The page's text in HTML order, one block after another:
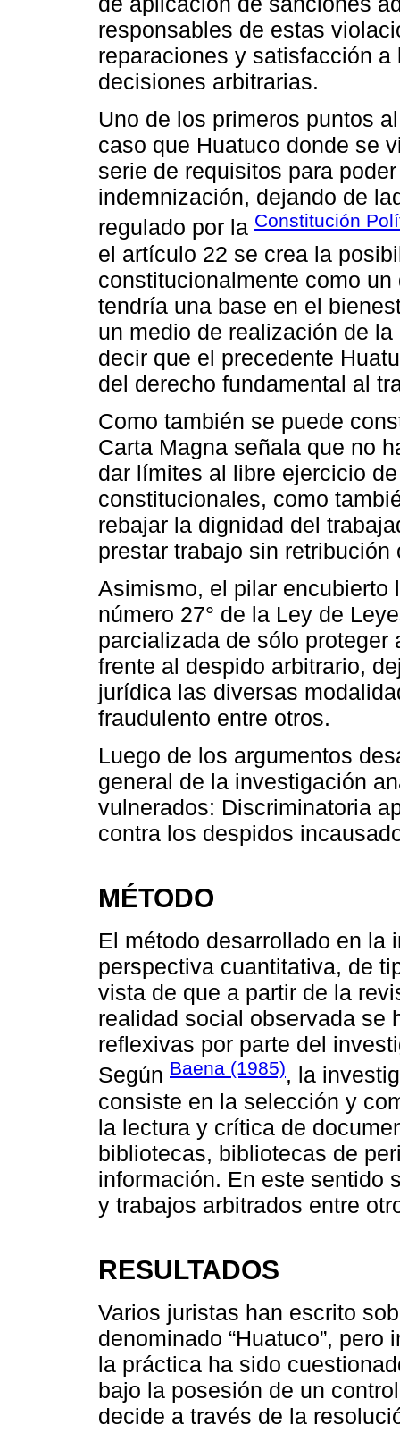
responsables de estas
reparaciones y satisfacción
decisiones arbitrarias.
Uno de los primeros puntos
caso que Huatuco donde se
serie de requisitos para
indemnización, dejando de
regulado por la Constitución
el artículo 22 se crea la
constitucionalmente como
tendría una base en el
un medio de realización de
decir que el precedente
del derecho fundamental al
Como también se puede
Carta Magna señala que no
dar límites al libre ejercicio
constitucionales, como
rebajar la dignidad del
prestar trabajo sin
Asimismo, el pilar
número 27° de la Ley de
parcializada de sólo proteger
frente al despido arbitrario,
jurídica las diversas
fraudulento entre otros.
Luego de los argumentos
general de la investigación
vulnerados: Discriminatoria
contra los despidos
MÉTODO
El método desarrollado en la
perspectiva cuantitativa, de
vista de que a partir de la
realidad social observada se
reflexivas por parte del
Según Baena (1985), la
consiste en la selección y
la lectura y crítica de
bibliotecas, bibliotecas de
información. En este sentido
y trabajos arbitrados entre
RESULTADOS
Varios juristas han escrito
denominado “Huatuco”,
la práctica ha sido
bajo la posesión de un
decide a través de la